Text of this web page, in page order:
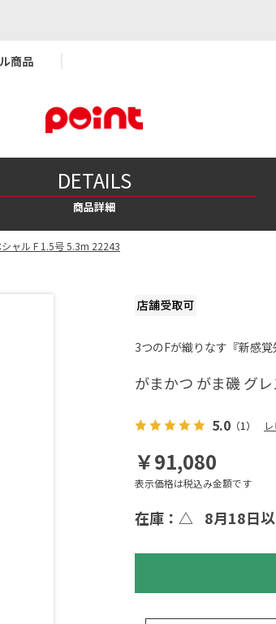
商品
DETAILS
商品詳細
ャル F 1.5号 5.3m 22243
3つのFが織りなす『新感覚
がまかつ がま磯 グ
5.0 （1）
￥91,080
表示価格は税込み金額です
在庫：△ 8月18日